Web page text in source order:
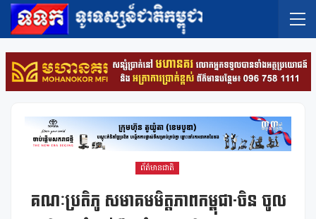
ព័ត៌មានជាតិ
គណៈប្រតិភូ សមាគមមិត្តភាពកម្ពុជា-ចិន ចូល